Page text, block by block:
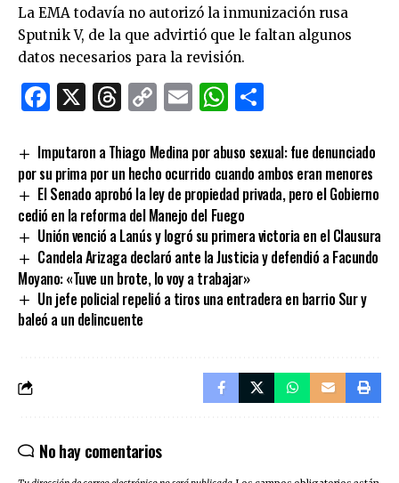
La EMA todavía no autorizó la inmunización rusa
Sputnik V, de la que advirtió que le faltan algunos
datos necesarios para la revisión.
Facebook
X Threads
CopyEmailWhatsApp
Imputaron a Thiago Medina por abuso sexual: fue denunciado
por su prima por un hecho ocurrido cuando ambos eran menores
El Senado aprobó la ley de propiedad privada, pero el Gobierno
cedió en la reforma del Manejo del Fuego
Unión venció a Lanús y logró su primera victoria en el Clausura
Candela Arizaga declaró ante la Justicia y defendió a Facundo
Moyano: «Tuve un brote, lo voy a trabajar»
Un jefe policial repelió a tiros una entradera en barrio Sur y
baleó a un delincuente
No hay comentarios